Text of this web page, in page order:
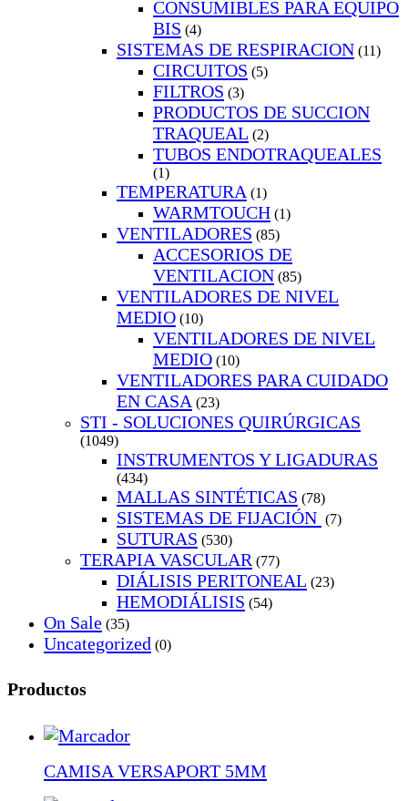
CONSUMIBLES PARA EQUIPO
BIS (4)
SISTEMAS DE RESPIRACION (11)
CIRCUITOS (5)
FILTROS (3)
PRODUCTOS DE SUCCION
TRAQUEAL (2)
TUBOS ENDOTRAQUEALES
(1)
TEMPERATURA (1)
WARMTOUCH (1)
VENTILADORES (85)
ACCESORIOS DE
VENTILACION (85)
VENTILADORES DE NIVEL
MEDIO (10)
VENTILADORES DE NIVEL
MEDIO (10)
VENTILADORES PARA CUIDADO
EN CASA (23)
STI - SOLUCIONES QUIRÚRGICAS
(1049)
INSTRUMENTOS Y LIGADURAS
(434)
MALLAS SINTÉTICAS (78)
SISTEMAS DE FIJACIÓN (7)
SUTURAS (530)
TERAPIA VASCULAR (77)
DIÁLISIS PERITONEAL (23)
HEMODIÁLISIS (54)
On Sale (35)
Uncategorized (0)
Productos
CAMISA VERSAPORT 5MM